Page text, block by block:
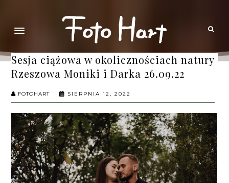
Sesja ciążowa w okolicznościach natury
Rzeszowa Moniki i Darka 26.09.22
FOTOHART SIERPNIA 12, 2022